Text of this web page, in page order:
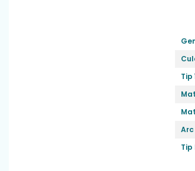
Tip
Tip